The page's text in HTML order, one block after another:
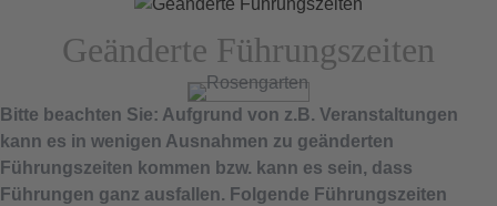
Geänderte Führungszeiten
Bitte beachten Sie: Aufgrund von z.B. Veranstaltungen
kann es in wenigen Ausnahmen zu geänderten
Führungszeiten kommen bzw. kann es sein, dass
Führungen ganz ausfallen. Folgende Führungszeiten